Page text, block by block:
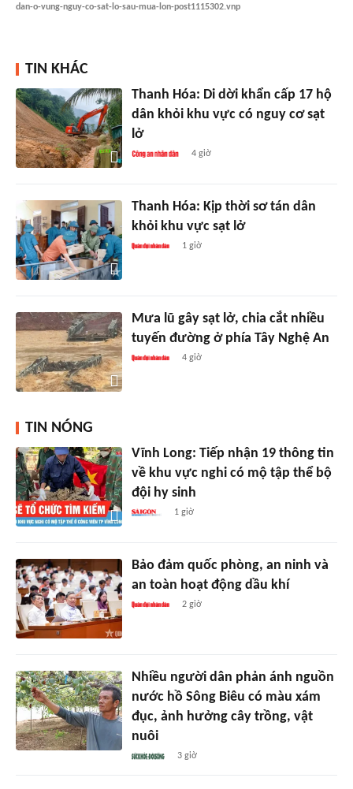
dan-o-vung-nguy-co-sat-lo-sau-mua-lon-post1115302.vnp
TIN KHÁC
Thanh Hóa: Di dời khẩn cấp 17 hộ
dân khỏi khu vực có nguy cơ sạt
lở
4 giờ
Thanh Hóa: Kịp thời sơ tán dân
khỏi khu vực sạt lở
1 giờ
Mưa lũ gây sạt lở, chia cắt nhiều
tuyến đường ở phía Tây Nghệ An
4 giờ
TIN NÓNG
Vĩnh Long: Tiếp nhận 19 thông tin
về khu vực nghi có mộ tập thể bộ
đội hy sinh
1 giờ
Bảo đảm quốc phòng, an ninh và
an toàn hoạt động dầu khí
2 giờ
Nhiều người dân phản ánh nguồn
nước hồ Sông Biêu có màu xám
đục, ảnh hưởng cây trồng, vật
nuôi
3 giờ